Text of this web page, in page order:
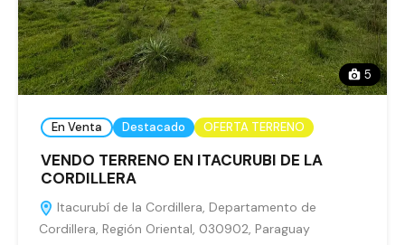
5
En Venta Destacado OFERTA TERRENO
VENDO TERRENO EN ITACURUBI DE LA
CORDILLERA
Itacurubí de la Cordillera, Departamento de
Cordillera, Región Oriental, 030902, Paraguay